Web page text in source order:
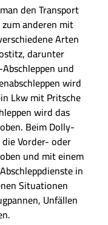
den Transport
anderen mit
Arten
darunter
und
wird
Lkw mit Pritsche
wird das
Beim Dolly-
Vorder- oder
und mit einem
in
Situationen
Unfällen